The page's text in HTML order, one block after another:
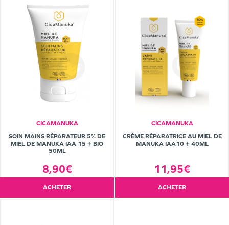
CICAMANUKA
SOIN MAINS RÉPARATEUR 5% DE
MIEL DE MANUKA IAA 15 + BIO
50ML
8,90€
ACHETER
CICAMANUKA
CRÈME RÉPARATRICE AU MIEL DE
MANUKA IAA10 + 40ML
11,95€
ACHETER